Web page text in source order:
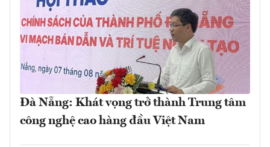
Đà Nẵng: Khát vọng trở thành Trung tâm
công nghệ cao hàng đầu Việt Nam